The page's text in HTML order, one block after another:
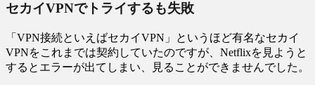
セカイVPNでトライするも失敗
「VPN接続といえばセカイVPN」というほど有名なセカイ
VPNをこれまでは契約していたのですが、Netflixを見ようと
するとエラーが出てしまい、見ることができませんでした。